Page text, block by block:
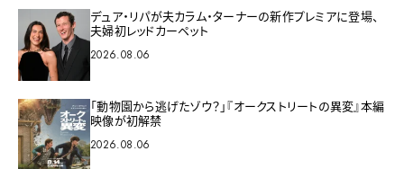
デュア・リパが夫カラム・ターナーの新作プレミアに登場、
夫婦初レッドカーペット
2026.08.06
「動物園から逃げたゾウ？」『オークストリートの異変』本編
映像が初解禁
2026.08.06